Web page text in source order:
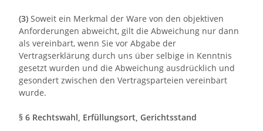
(3) Soweit ein Merkmal der Ware von den objektiven
Anforderungen abweicht, gilt die Abweichung nur dann
als vereinbart, wenn Sie vor Abgabe der
Vertragserklärung durch uns über selbige in Kenntnis
gesetzt wurden und die Abweichung ausdrücklich und
gesondert zwischen den Vertragsparteien vereinbart
wurde.
§ 6 Rechtswahl, Erfüllungsort, Gerichtsstand